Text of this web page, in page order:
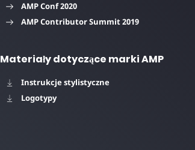
AMP Conf 2020
AMP Contributor Summit 2019
Materiały dotyczące marki AMP
Instrukcje stylistyczne
Logotypy